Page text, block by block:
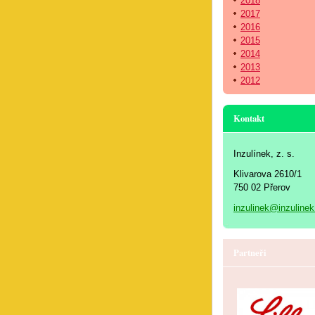
2017
2016
2015
2014
2013
2012
Kontakt
Inzulínek, z. s.
Klivarova 2610/1
750 02 Přerov
Partneři